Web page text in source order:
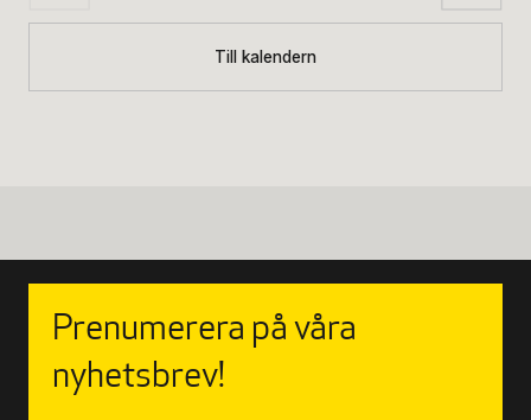
Till kalendern
Prenumerera på våra
nyhetsbrev!